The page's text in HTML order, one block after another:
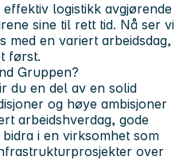
logistikk avgjørende
sine til rett tid. Nå ser vi
en variert arbeidsdag,
først.
Gruppen?
du en del av en solid
og høye ambisjoner
arbeidshverdag, gode
i en virksomhet som
over